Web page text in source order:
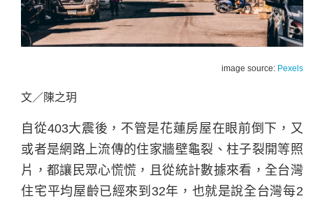
image source: Pexels
文／陳之玥
自從403大震後，不管是花蓮房屋在眼前倒下，又
或者是網路上流傳的住家牆壁龜裂、柱子裂開等照
片，都讓民眾心慌慌，且從統計數據來看，全台灣
住宅平均屋齡已經來到32年，也就是說全台灣每2